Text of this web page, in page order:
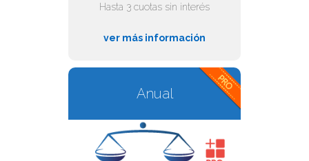
Hasta 3 cuotas sin interés
ver más información
Anual